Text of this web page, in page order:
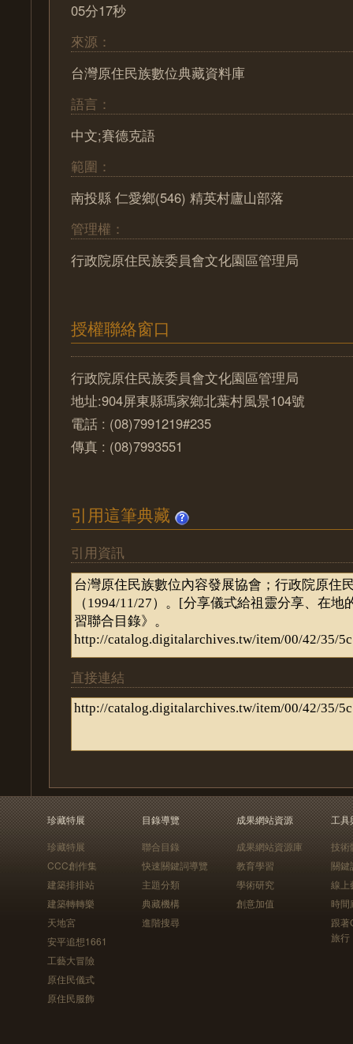
05分17秒
來源：
台灣原住民族數位典藏資料庫
語言：
中文;賽德克語
範圍：
南投縣 仁愛鄉(546) 精英村廬山部落
管理權：
行政院原住民族委員會文化園區管理局
授權聯絡窗口
行政院原住民族委員會文化園區管理局
地址:904屏東縣瑪家鄉北葉村風景104號
電話 : (08)7991219#235
傳真 : (08)7993551
引用這筆典藏
引用資訊
直接連結
珍藏特展
珍藏特展
CCC創作集
建築排排站
建築轉轉樂
天地宮
安平追想1661
工藝大冒險
原住民儀式
原住民服飾
目錄導覽
聯合目錄
快速關鍵詞導覽
主題分類
典藏機構
進階搜尋
成果網站資源
成果網站資源庫
教育學習
學術研究
創意加值
工具
技術
關鍵
線上
時間
跟
旅行